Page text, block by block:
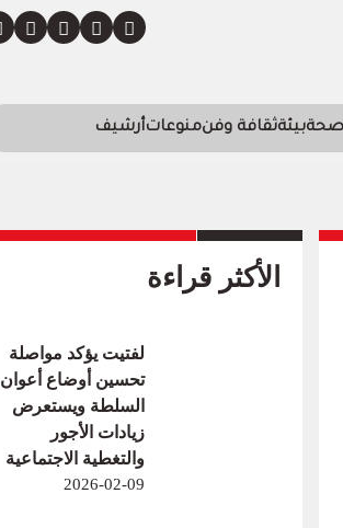
صحةبيئةثقافة وفنمنوعاتأرشيف
الأكثر قراءة
لفتيت يؤكد مواصلة
تحسين أوضاع أعوان
السلطة ويستعرض
زيادات الأجور
والتغطية الاجتماعية
2026-02-09